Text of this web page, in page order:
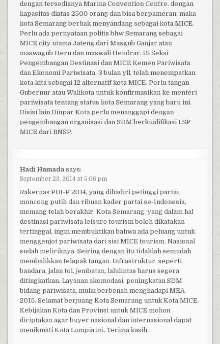
dengan tersedianya Marina Convention Centre, dengan
kapasitas diatas 2500 orang dan bisa berpameran, maka
kota Semarang berhak menyandang sebagai kota MICE.
Perlu ada pernyataan politis bhw Semarang sebagai
MICE city utama Jateng,dari Masgub Ganjar atau
maswagub Heru dan maswali Hendrar. Di Seksi
Pengembangan Destinasi dan MICE Kemen Pariwisata
dan Ekonomi Pariwisata, 3 bulan yll, telah menempatkan
kota kita sebagai 12 alternatif kota MICE. Perlu tangan
Gubernur atau Walikota untuk konfirmasikan ke menteri
pariwisata tentang status kota Semarang yang baru ini.
Disisi lain Dinpar Kota perlu menanggapi dengan
pengembangan organisasi dan SDM berkualifikasi LSP
MICE dari BNSP.
Hadi Hamada says:
September 23, 2014 at 5:06 pm
Rakernas PDI-P 2014, yang dihadiri petinggi partai
moncong putih dan ribuan kader partai se-Indonesia,
memang telah berakhir. Kota Semarang, yang dalam hal
destinasi pariwisata leisure tourism boleh dikatakan
tertinggal, ingin membuktikan bahwa ada peluang untuk
menggenjot pariwisata dari sisi MICE tourism. Nasional
sudah meliriknya. Seiring dengan itu tidaklah semudah
membalikkan telapak tangan. Infrastruktur, seperti
bandara, jalan tol, jembatan, lalulintas harus segera
ditingkatkan. Layanan akomodasi, peningkatan SDM
bidang pariwisata, mulai berbenah menghadapi MEA
2015. Selamat berjuang Kota Semarang untuk Kota MICE.
Kebijakan Kota dan Provinsi untuk MICE mohon
diciptakan agar buyer nasional dan internasional dapat
menikmati Kota Lumpia ini. Terima kasih.